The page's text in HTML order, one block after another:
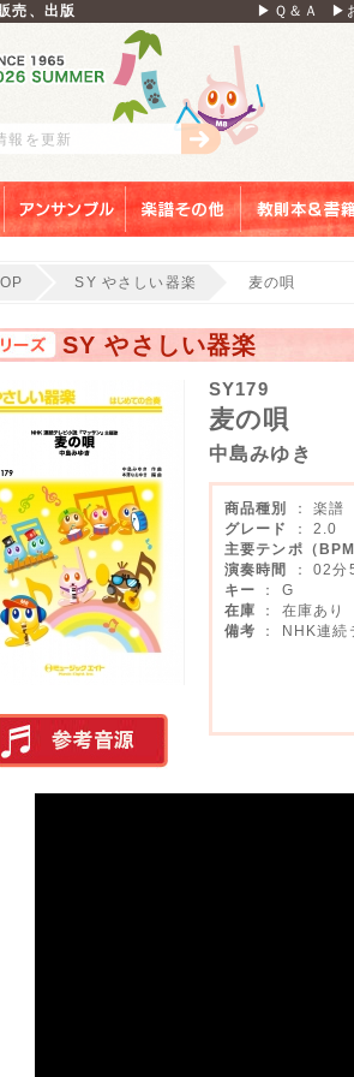
売、出版 ▶Ｑ＆Ａ ▶
報を更新
SY やさしい器楽 麦の唄
SY やさしい器楽
SY179
麦の唄
中島みゆき
商品種別
： 楽譜
グレード
： 2.0
主要テンポ（BPM
演奏時間
： 02分
キー
： G
在庫
： 在庫あり
備考
： NHK連続